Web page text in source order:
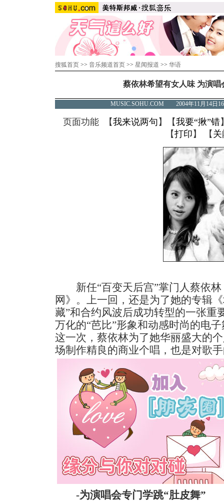
搜狐首页 >> 音乐频道首页 >> 星闻报道 >> 华语
蔡依林希望有女人味 为演唱
MUSIC.SOHU.COM 2004年11月14
页面功能 【我来说两句 】【我要“揪”错
【打印 】 【 关
新任“百变天后宫”掌门人蔡依林
网》。上一回，还是为了她的专辑
藏”和合约风波后成功转型的一张重
万化的“芭比”形象和动感时尚的电
这一次，蔡依林为了她华丽盛大的
场制作精良的商业个唱，也是对歌
-为演唱会专门学跳“肚皮舞”